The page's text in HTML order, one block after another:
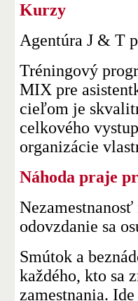
Kurzy
Agentúra J & T
Tréningový
MIX pre
cieľom je
celkového
organizácie
Náhoda praje
odovzdanie sa
Smútok a
každého, kto sa
zamestnania.